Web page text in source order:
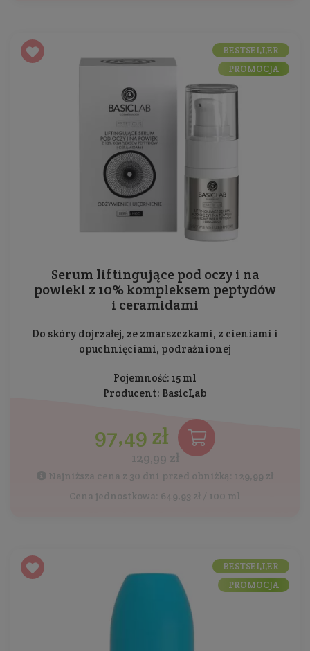
Serum liftingujące pod oczy i na
powieki z 10% kompleksem peptydów
i ceramidami
Do skóry dojrzałej, ze zmarszczkami, z cieniami i
opuchnięciami, podrażnionej
Pojemność: 15 ml
Producent: BasicLab
97,49 zł
129,99 zł
Najniższa cena z 30 dni przed obniżką: 129,99 zł
Cena jednostkowa: 649,93 zł / 100 ml
BESTSELLER
PROMOCJA
BESTSELLER
PROMOCJA